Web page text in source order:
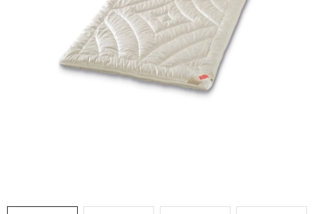
Doprava
Kontakt
Obchodné podmienky
Podmienky ochrany osobných údajov
Vrátenie tovaru